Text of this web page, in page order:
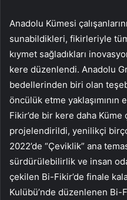
Anadolu Kümesi
sunabildikleri, fikirleriyle
kıymet sağladıkları
kere düzenlendi. Anadolu
bedellerinden biri olan
öncülük etme
Fikir’de bir kere daha Küme
projelendirildi, yenilikçi
2022’de “Çeviklik” ana
sürdürülebilirlik ve insan
çekilen Bi-Fikir’de finale
Kulübü’nde düzenlenen